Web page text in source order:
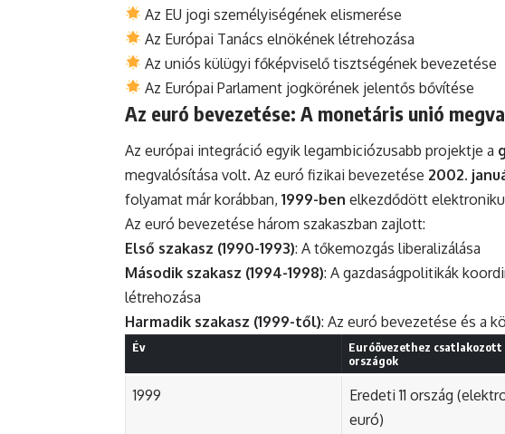
Az EU jogi személyiségének elismerése
Az Európai Tanács elnökének létrehozása
Az uniós külügyi főképviselő tisztségének bevezetése
Az Európai Parlament jogkörének jelentős bővítése
Az euró bevezetése: A monetáris unió
Az európai integráció egyik legambiciózusabb projektje a
megvalósítása volt. Az euró fizikai bevezetése 2002.
folyamat már korábban, 1999-ben elkezdődött
Az euró bevezetése három szakaszban zajlott:
Első szakasz (1990-1993): A tőkemozgás liberalizálása
Második szakasz (1994-1998): A gazdaságpolitikák
létrehozása
Harmadik szakasz (1999-től): Az euró bevezetése és a
Év
Euróövezethez csatlakozott
országok
1999
Eredeti 11 ország
euró)